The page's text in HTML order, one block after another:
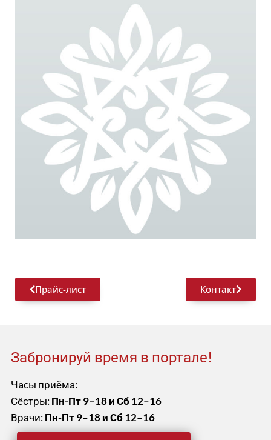
Прайс-лист Контакт
Забронируй время в портале!
Чаcы приёма:
Сёстры:Пн-Пт 9–18 и Сб 12–16
Врачи:Пн-Пт 9–18 и Сб 12–16